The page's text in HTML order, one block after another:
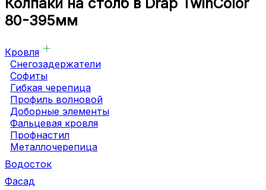
80-395мм
Кровля
Снегозадержатели
Софиты
Гибкая черепица
Профиль волновой
Доборные элементы
Фальцевая кровля
Профнастил
Металлочерепица
Водосток
Фасад